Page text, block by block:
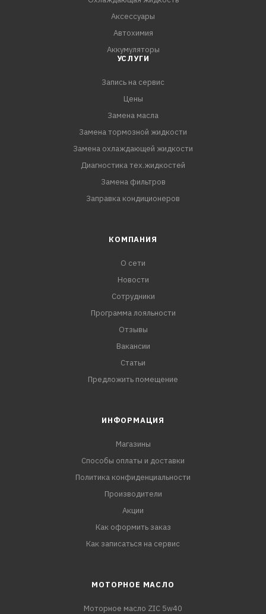
Аксессуары
Автохимия
Аккумуляторы
УСЛУГИ
Запись на сервис
Цены
Замена масла
Замена тормозной жидкости
Замена охлаждающей жидкости
Диагностика тех.жидкостей
Замена фильтров
Заправка кондиционеров
КОМПАНИЯ
О сети
Новости
Сотрудники
Программа лояльности
Отзывы
Вакансии
Статьи
Предложить помещение
ИНФОРМАЦИЯ
Магазины
Способы оплаты и доставки
Политика конфиденциальности
Производители
Акции
Как оформить заказ
Как записаться на сервис
МОТОРНОЕ МАСЛО
Моторное масло ZIC 5w40